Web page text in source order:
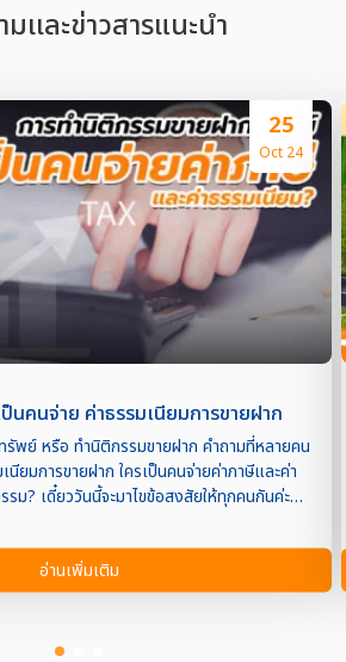
เเละข่าวสารแนะนำ
25
Oct 24
นคนจ่าย ค่าธรรมเนียมการขายฝาก
รัพย์ หรือ ทำนิติกรรมขายฝาก คำถามที่หลายคน
ยมการขายฝาก ใครเป็นคนจ่ายค่าภาษีและค่า
รม? เดี๋ยววันนี้จะมาไขข้อสงสัยให้ทุกคนกันค่ะ
กกฎหมาย มีกฎหมายคุ้มครองทั้งผู้ขายฝากและ
ยการขายฝาก คือ การซื้อขายทรัพย์สินอย่างหนึ่ง
ผู้ซื้อฝากทันทีที่มีการทำสัญญา แต่มีเงื่อนไข
ค่าธรรมเนียมในการขายฝากทรัพย์ และค่านิติกร
อ่านเพิ่มเติม